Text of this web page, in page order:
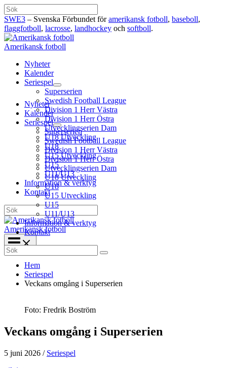
Hoppa
till
innehåll
Sök
SWE3 – Svenska Förbundet föramerikansk fotboll, baseboll,
flaggfotboll, lacrosse, landhockey och softboll.
Amerikansk fotboll
Nyheter
Kalender
Seriespel
Superserien
Swedish Football League
Division 1 Herr Västra
Division 1 Herr Östra
Utvecklingserien Dam
U18 Utveckling
U18
U15 Utveckling
U15
U11/U13
Information & verktyg
Kontakt
Sök
Amerikansk fotboll
Nyheter
Kalender
Seriespel
Superserien
Swedish Football League
Division 1 Herr Västra
Division 1 Herr Östra
Utvecklingserien Dam
U18 Utveckling
U18
U15 Utveckling
U15
U11/U13
Information & verktyg
Kontakt
Search
for:
Hem
Seriespel
Veckans omgång i Superserien
Foto: Fredrik Boström
Veckans omgång i Superserien
5 juni 2026 / Seriespel